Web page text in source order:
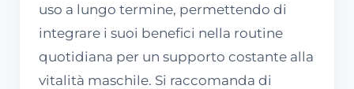
uso a lungo termine, permettendo di
integrare i suoi benefici nella routine
quotidiana per un supporto costante alla
vitalità maschile. Si raccomanda di